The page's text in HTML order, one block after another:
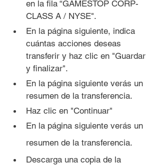
en la fila “GAMESTOP CORP-
CLASS A / NYSE".
En la página siguiente, indica
cuántas acciones deseas
transferir y haz clic en "Guardar
y finalizar".
En la página siguiente verás un
resumen de la transferencia.
Haz clic en "Continuar"
En la página siguiente verás un
resumen de la transferencia.
Descarga una copia de la